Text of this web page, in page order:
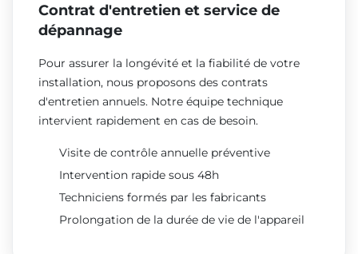
Contrat d'entretien et service de
dépannage
Pour assurer la longévité et la fiabilité de votre
installation, nous proposons des contrats
d'entretien annuels. Notre équipe technique
intervient rapidement en cas de besoin.
Visite de contrôle annuelle préventive
Intervention rapide sous 48h
Techniciens formés par les fabricants
Prolongation de la durée de vie de l'appareil